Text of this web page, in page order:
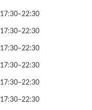
17:30–22:30
17:30–22:30
17:30–22:30
17:30–22:30
17:30–22:30
17:30–22:30